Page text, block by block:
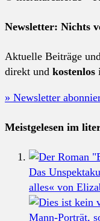
Newsletter: Nichts
Aktuelle Beiträge und
direkt und kostenlos
» Newsletter
Meistgelesen im
Das
alles« von